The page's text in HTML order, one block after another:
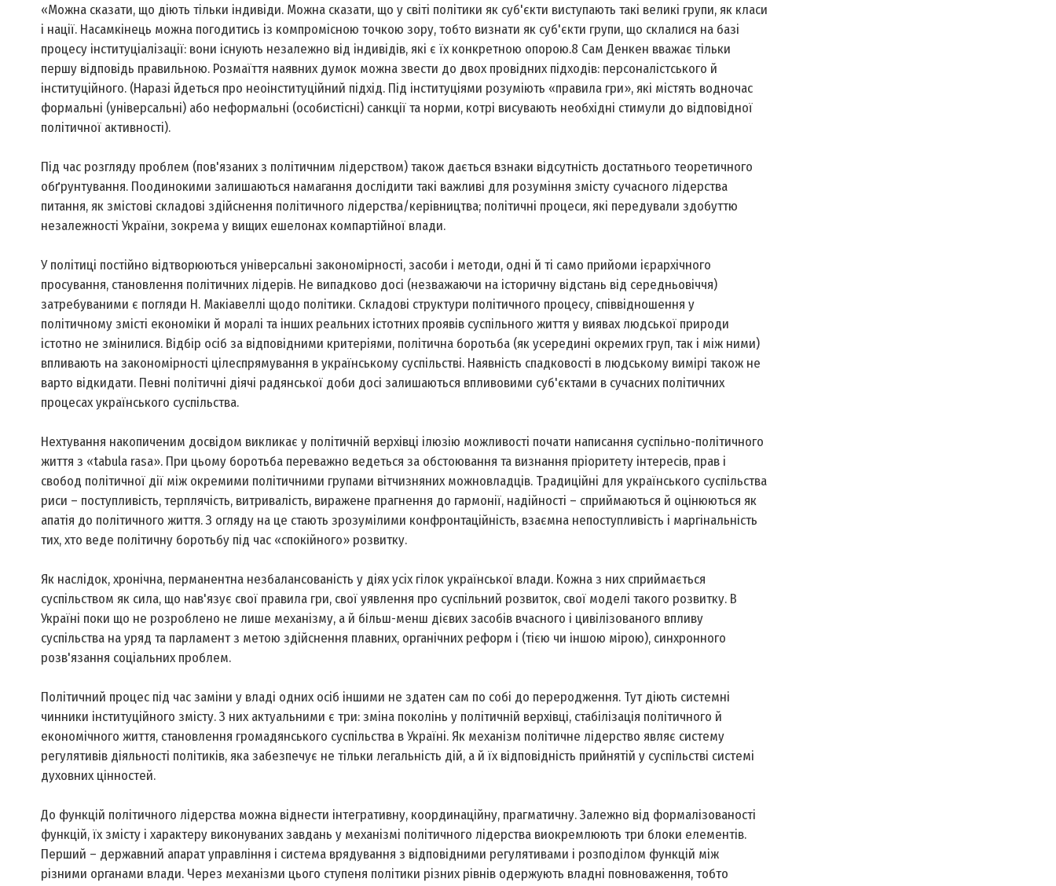
«Можна сказати, що діють тільки індивіди. Можна сказати, що у світі політики як суб'єкти виступають такі великі групи, як класи
і нації. Насамкінець можна погодитись із компромісною точкою зору, тобто визнати як суб'єкти групи, що склалися на базі
процесу інституціалізації: вони існують незалежно від індивідів, які є їх конкретною опорою.8 Сам Денкен вважає тільки
першу відповідь правильною. Розмаїття наявних думок можна звести до двох провідних підходів: персоналістського й
інституційного. (Наразі йдеться про неоінституційний підхід. Під інституціями розуміють «правила гри», які містять водночас
формальні (універсальні) або неформальні (особистісні) санкції та норми, котрі висувають необхідні стимули до відповідної
політичної активності).
Під час розгляду проблем (пов'язаних з політичним лідерством) також дається взнаки відсутність достатнього теоретичного
обґрунтування. Поодинокими залишаються намагання дослідити такі важливі для розуміння змісту сучасного лідерства
питання, як змістові складові здійснення політичного лідерства/керівництва; політичні процеси, які передували здобуттю
незалежності України, зокрема у вищих ешелонах компартійної влади.
У політиці постійно відтворюються універсальні закономірності, засоби і методи, одні й ті само прийоми ієрархічного
просування, становлення політичних лідерів. Не випадково досі (незважаючи на історичну відстань від середньовіччя)
затребуваними є погляди Н. Макіавеллі щодо політики. Складові структури політичного процесу, співвідношення у
політичному змісті економіки й моралі та інших реальних істотних проявів суспільного життя у виявах людської природи
істотно не змінилися. Відбір осіб за відповідними критеріями, політична боротьба (як усередині окремих груп, так і між ними)
впливають на закономірності цілеспрямування в українському суспільстві. Наявність спадковості в людському вимірі також не
варто відкидати. Певні політичні діячі радянської доби досі залишаються впливовими суб'єктами в сучасних політичних
процесах українського суспільства.
Нехтування накопиченим досвідом викликає у політичній верхівці ілюзію можливості почати написання суспільно-політичного
життя з «tabula rasa». При цьому боротьба переважно ведеться за обстоювання та визнання пріоритету інтересів, прав і
свобод політичної дії між окремими політичними групами вітчизняних можновладців. Традиційні для українського суспільства
риси – поступливість, терплячість, витривалість, виражене прагнення до гармонії, надійності – сприймаються й оцінюються як
апатія до політичного життя. З огляду на це стають зрозумілими конфронтаційність, взаємна непоступливість і маргінальність
тих, хто веде політичну боротьбу під час «спокійного» розвитку.
Як наслідок, хронічна, перманентна незбалансованість у діях усіх гілок української влади. Кожна з них сприймається
суспільством як сила, що нав'язує свої правила гри, свої уявлення про суспільний розвиток, свої моделі такого розвитку. В
Україні поки що не розроблено не лише механізму, а й більш-менш дієвих засобів вчасного і цивілізованого впливу
суспільства на уряд та парламент з метою здійснення плавних, органічних реформ і (тією чи іншою мірою), синхронного
розв'язання соціальних проблем.
Політичний процес під час заміни у владі одних осіб іншими не здатен сам по собі до переродження. Тут діють системні
чинники інституційного змісту. З них актуальними є три: зміна поколінь у політичній верхівці, стабілізація політичного й
економічного життя, становлення громадянського суспільства в Україні. Як механізм політичне лідерство являє систему
регулятивів діяльності політиків, яка забезпечує не тільки легальність дій, а й їх відповідність прийнятій у суспільстві системі
духовних цінностей.
До функцій політичного лідерства можна віднести інтегративну, координаційну, прагматичну. Залежно від формалізованості
функцій, їх змісту і характеру виконуваних завдань у механізмі політичного лідерства виокремлюють три блоки елементів.
Перший – державний апарат управління і система врядування з відповідними регулятивами і розподілом функцій між
різними органами влади. Через механізми цього ступеня політики різних рівнів одержують владні повноваження, тобто